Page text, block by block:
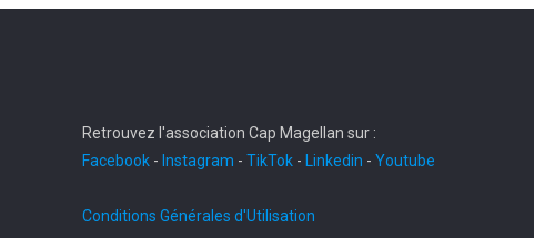
Retrouvez l'association Cap Magellan sur :
Facebook - Instagram - TikTok - Linkedin - Youtube
Conditions Générales d'Utilisation